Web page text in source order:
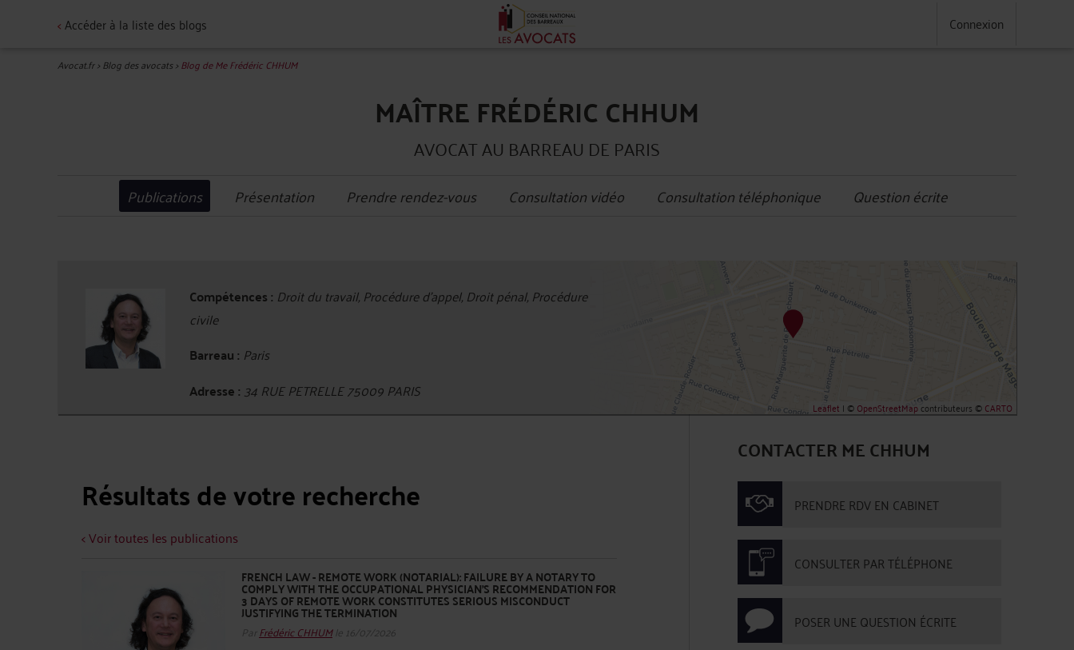
<Accéder à la liste des blogs Connexion
Avocat.fr>Blog des avocats>Blog de Me Frédéric CHHUM
MAÎTRE FRÉDÉRIC CHHUM
AVOCAT AU BARREAU DE PARIS
Publications Présentation Prendre rendez-vous Consultation vidéo Consultation téléphonique Question écrite
Compétences : Droit du travail, Procédure d'appel, Droit pénal, Procédure
civile
Barreau : Paris
Adresse : 34 RUE PETRELLE 75009 PARIS
−
Leaflet | ©OpenStreetMapcontributeurs ©CARTO
Résultats de votre recherche
< Voir toutes les publications
FRENCH LAW - REMOTE WORK (NOTARIAL): FAILURE BY A NOTARY TO
COMPLY WITH THE OCCUPATIONAL PHYSICIAN'S RECOMMENDATION FOR
3 DAYS OF REMOTE WORK CONSTITUTES SERIOUS MISCONDUCT
JUSTIFYING THE TERMINATION
Par Frédéric CHHUMle 16/07/2026
CONTACTER ME CHHUM
PRENDRE RDV EN CABINET
CONSULTER PAR TÉLÉPHONE
POSER UNE QUESTION ÉCRITE